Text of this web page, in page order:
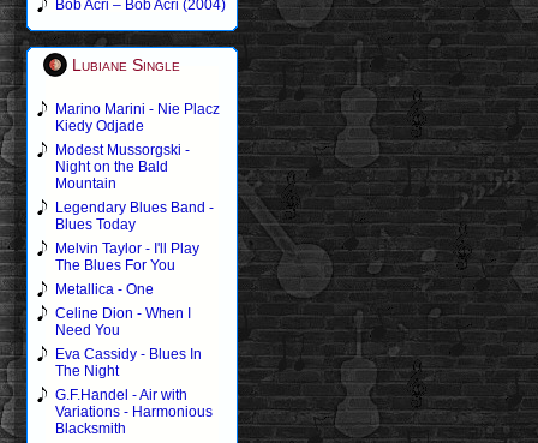
Bob Acri – Bob Acri (2004)
Lubiane Single
Marino Marini - Nie Placz
Kiedy Odjade
Modest Mussorgski -
Night on the Bald
Mountain
Legendary Blues Band -
Blues Today
Melvin Taylor - I'll Play
The Blues For You
Metallica - One
Celine Dion - When I
Need You
Eva Cassidy - Blues In
The Night
G.F.Handel - Air with
Variations - Harmonious
Blacksmith